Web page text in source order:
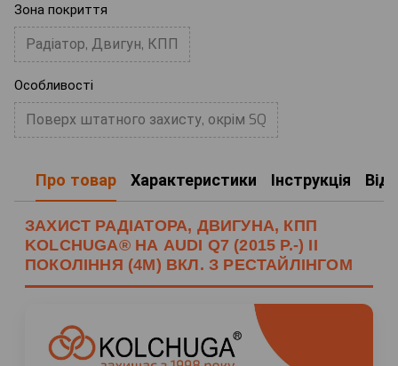
Зона покриття
Радіатор, Двигун, КПП
Особливості
Поверх штатного захисту, окрім SQ
Про товар Характеристики Інструкція
ЗАХИСТ РАДІАТОРА, ДВИГУНА, КПП
KOLCHUGA® НА AUDI Q7 (2015 Р.-) II
ПОКОЛІННЯ (4M) ВКЛ. З РЕСТАЙЛІНГОМ